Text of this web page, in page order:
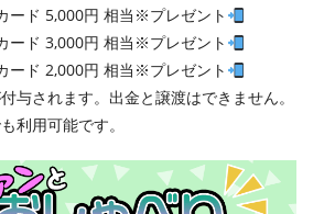
ード 5,000円 相当※プレゼント
ード 3,000円 相当※プレゼント
ード 2,000円 相当※プレゼント
与されます。出金と譲渡はできません。
利用可能です。